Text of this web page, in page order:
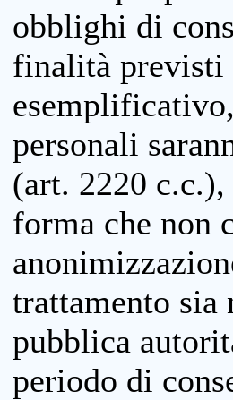
obblighi di
finalità previsti
personali
(art. 2220
forma che non
trattamento sia
pubblica
periodo di